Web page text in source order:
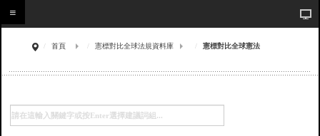
首頁 憲標對比全球法規資料庫 憲標對比全球憲法